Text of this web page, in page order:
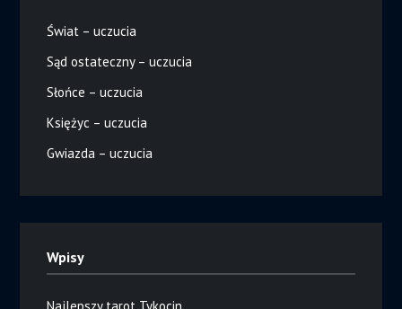
Świat – uczucia
Sąd ostateczny – uczucia
Słońce – uczucia
Księżyc – uczucia
Gwiazda – uczucia
Wpisy